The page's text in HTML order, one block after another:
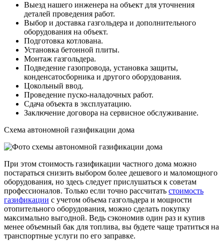
Выезд нашего инженера на объект для уточнения
деталей проведения работ.
Выбор и доставка газгольдера и дополнительного
оборудования на объект.
Подготовка котлована.
Установка бетонной плиты.
Монтаж газгольдера.
Подведение газопровода, установка защиты,
конденсатосборника и другого оборудования.
Цокольный ввод.
Проведение пуско-наладочных работ.
Сдача объекта в эксплуатацию.
Заключение договора на сервисное обслуживание.
Схема автономной газификации дома
При этом стоимость газификации частного дома можно
постараться снизить выбором более дешевого и маломощного
оборудования, но здесь следует прислушаться к советам
профессионалов. Только если точно рассчитать стоимость
газификации с учетом объема газгольдера и мощности
отопительного оборудования, можно сделать покупку
максимально выгодной. Ведь сэкономив один раз и купив
менее объемный бак для топлива, вы будете чаще тратиться на
транспортные услуги по его заправке.